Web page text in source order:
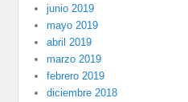
junio 2019
mayo 2019
abril 2019
marzo 2019
febrero 2019
diciembre 2018